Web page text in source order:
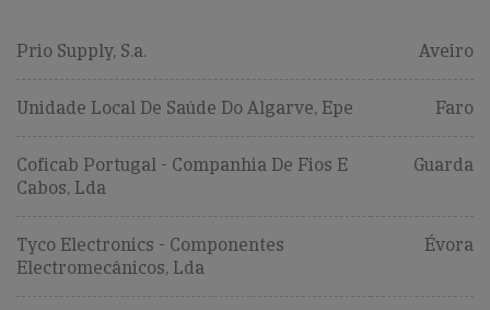
Prio Supply, S.a. Aveiro
Unidade Local De Saúde Do Algarve, Epe Faro
Coficab Portugal - Companhia De Fios E
Cabos, Lda
Guarda
Tyco Electronics - Componentes
Electromecânicos, Lda
Évora